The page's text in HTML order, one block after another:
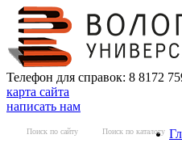
Телефон для справок: 8 8172
карта сайта
написать нам
Поиск по сайту Поиск по каталогу